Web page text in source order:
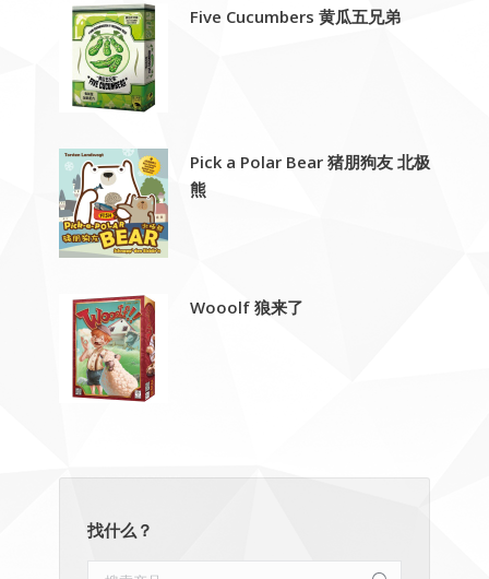
Five Cucumbers 黄瓜五兄弟
Pick a Polar Bear 猪朋狗友 北极
熊
Wooolf 狼来了
找什么？